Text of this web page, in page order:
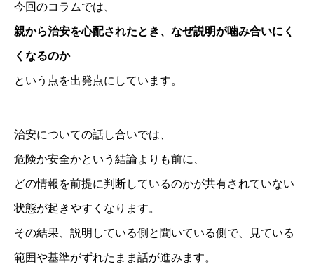
今回のコラムでは、
親から治安を心配されたとき、なぜ説明が噛み合いにく
くなるのか
という点を出発点にしています。
治安についての話し合いでは、
危険か安全かという結論よりも前に、
どの情報を前提に判断しているのかが共有されていない
状態が起きやすくなります。
その結果、説明している側と聞いている側で、見ている
範囲や基準がずれたまま話が進みます。